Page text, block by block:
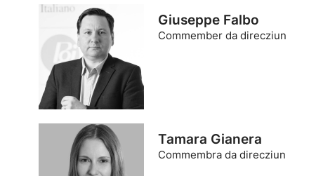
Giuseppe Falbo
Commember da direcziun
Tamara Gianera
Commembra da direcziun